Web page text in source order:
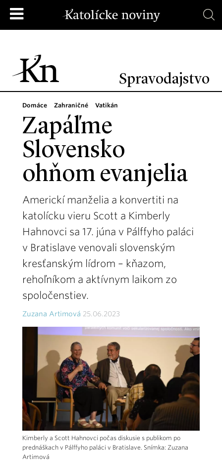
Spravodajstvo
Domáce Zahraničné Vatikán
Zapáľme
Slovensko
ohňom evanjelia
Americkí manželia a konvertiti na
katolícku vieru Scott a Kimberly
Hahnovci sa 17. júna v Pálffyho paláci
v Bratislave venovali slovenským
kresťanským lídrom – kňazom,
rehoľníkom a aktívnym laikom zo
spoločenstiev.
Zuzana Artimová 25.06.2023
Kimberly a Scott Hahnovci počas diskusie s publikom po
prednáškach v Pálffyho paláci v Bratislave. Snímka: Zuzana
Artimová